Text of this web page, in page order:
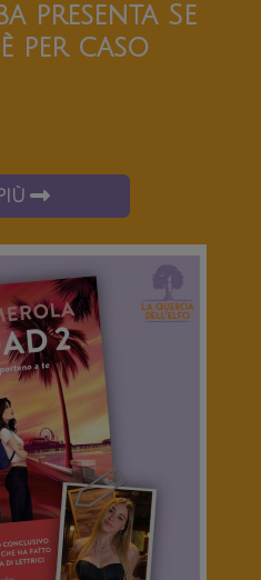
presenta Se
per caso